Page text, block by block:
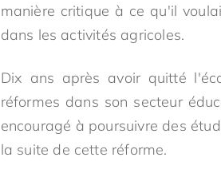
manière critique à ce qu'il
dans les activités agricoles.
Dix ans après avoir quitté
réformes dans son secteur
encouragé à poursuivre des
la suite de cette réforme.